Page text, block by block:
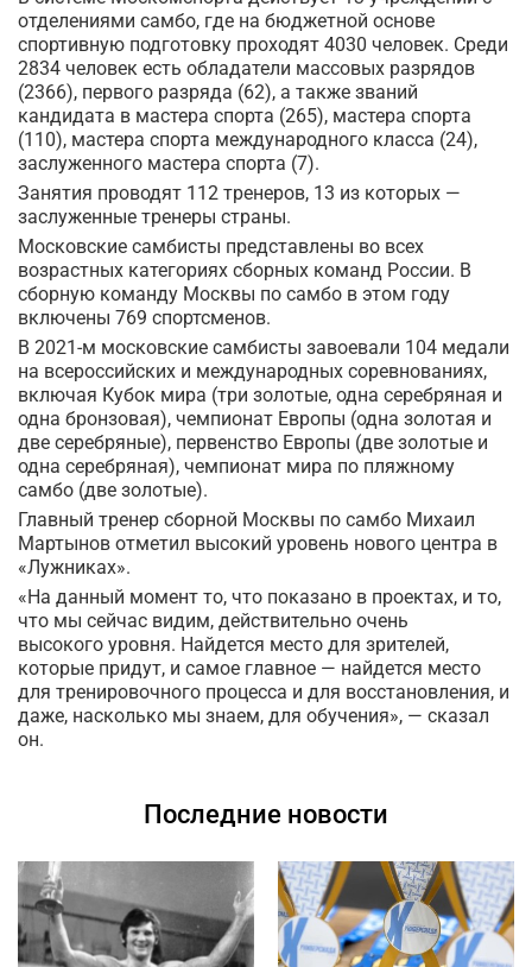
отделениями самбо, где на бюджетной основе
спортивную подготовку проходят 4030 человек. Среди
2834 человек есть обладатели массовых разрядов
(2366), первого разряда (62), а также званий
кандидата в мастера спорта (265), мастера спорта
(110), мастера спорта международного класса (24),
заслуженного мастера спорта (7).
Занятия проводят 112 тренеров, 13 из которых —
заслуженные тренеры страны.
Московские самбисты представлены во всех
возрастных категориях сборных команд России. В
сборную команду Москвы по самбо в этом году
включены 769 спортсменов.
В 2021-м московские самбисты завоевали 104 медали
на всероссийских и международных соревнованиях,
включая Кубок мира (три золотые, одна серебряная и
одна бронзовая), чемпионат Европы (одна золотая и
две серебряные), первенство Европы (две золотые и
одна серебряная), чемпионат мира по пляжному
самбо (две золотые).
Главный тренер сборной Москвы по самбо Михаил
Мартынов отметил высокий уровень нового центра в
«Лужниках».
«На данный момент то, что показано в проектах, и то,
что мы сейчас видим, действительно очень
высокого уровня. Найдется место для зрителей,
которые придут, и самое главное — найдется место
для тренировочного процесса и для восстановления, и
даже, насколько мы знаем, для обучения», — сказал
он.
Последние новости